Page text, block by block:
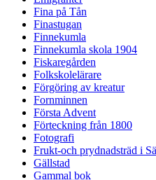
Fina på Tån
Finastugan
Finnekumla
Finnekumla skola 1904
Fiskaregården
Folkskolelärare
Förgöring av kreatur
Fornminnen
Första Advent
Förteckning från 1800
Fotografi
Frukt-och prydnadsträd i
Gällstad
Gammal bok